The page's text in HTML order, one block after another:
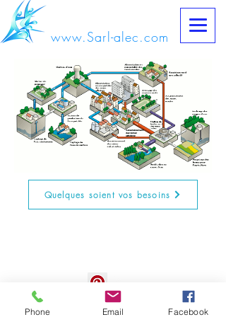
www.Sarl-alec.com
Quelques soient vos besoins
Phone Email Facebook